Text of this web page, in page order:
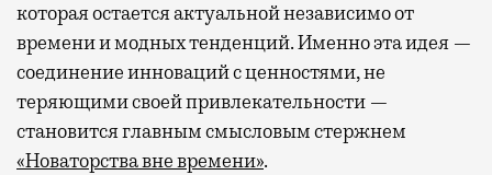
которая остается актуальной независимо от
времени и модных тенденций. Именно эта идея —
соединение инноваций с ценностями, не
теряющими своей привлекательности —
становится главным смысловым стержнем
«Новаторства вне времени».